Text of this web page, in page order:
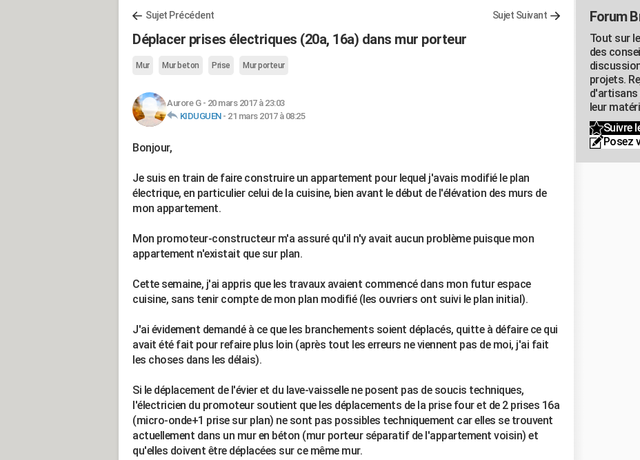
Sujet Précédent Sujet Suivant
Déplacer prises électriques (20a, 16a) dans mur porteur
Mur Mur beton Prise Mur porteur
Aurore G- 20 mars 2017 à 23:03
KIDUGUEN- 21 mars 2017 à 08:25
Bonjour,
Je suis en train de faire construire un appartement pour lequel j'avais modifié le plan
électrique, en particulier celui de la cuisine, bien avant le début de l'élévation des murs de
mon appartement.
Mon promoteur-constructeur m'a assuré qu'il n'y avait aucun problème puisque mon
appartement n'existait que sur plan.
Cette semaine, j'ai appris que les travaux avaient commencé dans mon futur espace
cuisine, sans tenir compte de mon plan modifié (les ouvriers ont suivi le plan initial).
J'ai évidement demandé à ce que les branchements soient déplacés, quitte à défaire ce qui
avait été fait pour refaire plus loin (après tout les erreurs ne viennent pas de moi, j'ai fait
les choses dans les délais).
Si le déplacement de l'évier et du lave-vaisselle ne posent pas de soucis techniques,
l'électricien du promoteur soutient que les déplacements de la prise four et de 2 prises 16a
(micro-onde+1 prise sur plan) ne sont pas possibles techniquement car elles se trouvent
actuellement dans un mur en béton (mur porteur séparatif de l'appartement voisin) et
qu'elles doivent être déplacées sur ce même mur.
Forum
Tout sur
des
projets.
d'artisans
leur
Suivre
Posez